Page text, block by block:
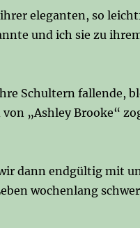
eleganten, so
und ich sie zu
Schultern fallende,
„Ashley Brooke“
dann endgültig mit
wochenlang